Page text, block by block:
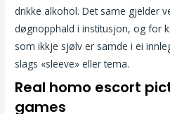
drikke alkohol. Det same gjelder
døgnopphald i institusjon, og for
som ikkje sjølv er samde i ei
slags «sleeve» eller tema.
Real homo escort
games